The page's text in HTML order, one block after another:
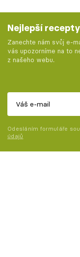
Nejlepší
Zanechte nám svůj e-
vás upozorníme na to
z našeho webu.
Odesláním formuláře
údajů